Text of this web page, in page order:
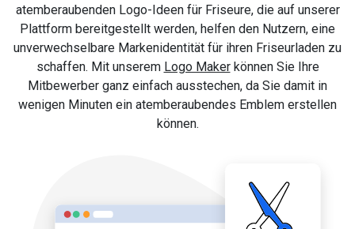
atemberaubenden Logo-Ideen für Friseure, die auf unserer
Plattform bereitgestellt werden, helfen den Nutzern, eine
unverwechselbare Markenidentität für ihren Friseurladen zu
schaffen. Mit unserem Logo Makerkönnen Sie Ihre
Mitbewerber ganz einfach ausstechen, da Sie damit in
wenigen Minuten ein atemberaubendes Emblem erstellen
können.